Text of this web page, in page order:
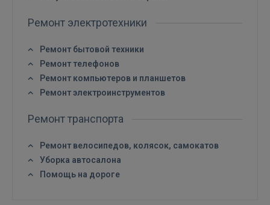
Ремонт электротехники
Ремонт бытовой техники
Ремонт телефонов
Ремонт компьютеров и планшетов
Ремонт электроинструментов
Ремонт транспорта
Ремонт велосипедов, колясок, самокатов
Уборка автосалона
Помощь на дороге